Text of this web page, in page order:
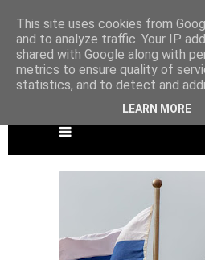
This site uses cookies from
and to analyze traffic. Your IP
shared with Google along with
metrics to ensure quality of
statistics, and to detect and
LEARN MORE